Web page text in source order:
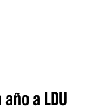
a LDU